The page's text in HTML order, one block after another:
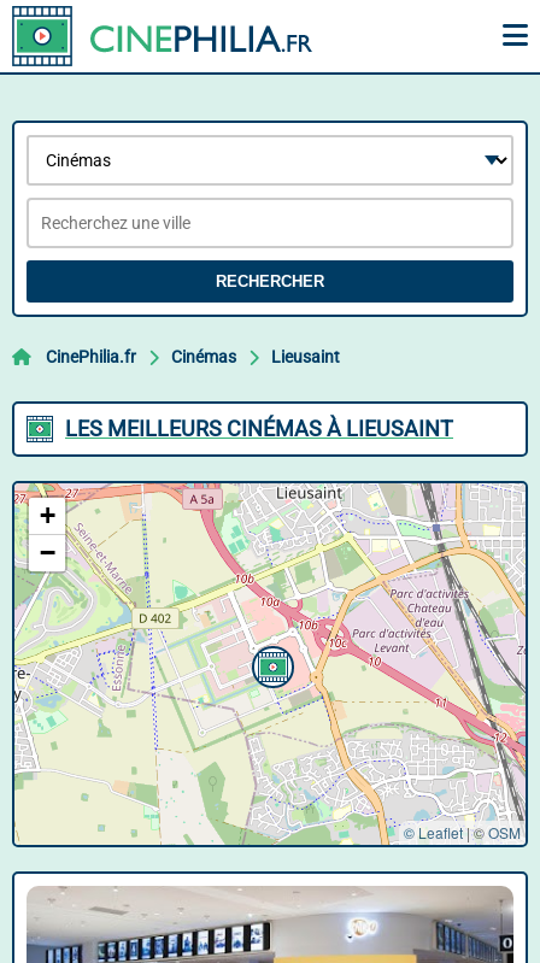
RECHERCHER
CinePhilia.fr Cinémas Lieusaint
LES MEILLEURS CINÉMAS À LIEUSAINT
+
−
© Leaflet|©OSM